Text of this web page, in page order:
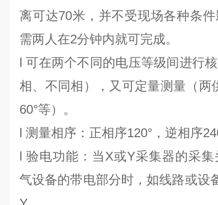
离可达70米，并不受现场各种条
需两人在2分钟内就可完成。
l可在两个不同的电压等级间进行
相、不同相），又可定量测量（两
60°等）。
l 测量相序：正相序120°，逆相序
l 验电功能：当X或Y采集器的采
气设备的带电部分时，如线路或设